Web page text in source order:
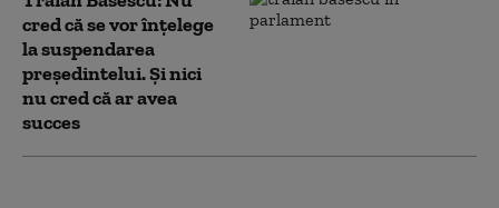
cred că se vor înţelege
la suspendarea
preşedintelui. Şi nici
nu cred că ar avea
succes